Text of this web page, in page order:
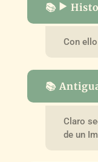
📚 ▶️
Con
📚
Claro
de un